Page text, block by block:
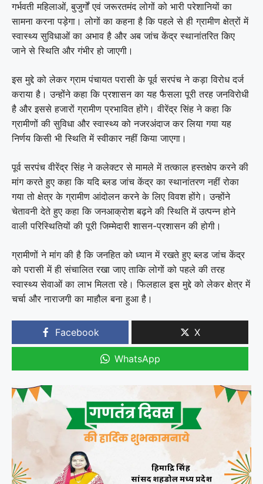
गर्भवती महिलाओं, बुजुर्गों एवं जरूरतमंद लोगों को भारी परेशानियों का
सामना करना पड़ेगा। लोगों का कहना है कि पहले से ही ग्रामीण क्षेत्रों में
स्वास्थ्य सुविधाओं का अभाव है और अब जांच केंद्र स्थानांतरित किए
जाने से स्थिति और गंभीर हो जाएगी।
इस मुद्दे को लेकर ग्राम पंचायत परासी के पूर्व सरपंच ने कड़ा विरोध दर्ज
कराया है। उन्होंने कहा कि प्रशासन का यह फैसला पूरी तरह जनविरोधी
है और इससे हजारों ग्रामीण प्रभावित होंगे। वीरेंद्र सिंह ने कहा कि
ग्रामीणों की सुविधा और स्वास्थ्य को नजरअंदाज कर लिया गया यह
निर्णय किसी भी स्थिति में स्वीकार नहीं किया जाएगा।
पूर्व सरपंच वीरेंद्र सिंह ने कलेक्टर से मामले में तत्काल हस्तक्षेप करने की
मांग करते हुए कहा कि यदि ब्लड जांच केंद्र का स्थानांतरण नहीं रोका
गया तो क्षेत्र के ग्रामीण आंदोलन करने के लिए विवश होंगे। उन्होंने
चेतावनी देते हुए कहा कि जनआक्रोश बढ़ने की स्थिति में उत्पन्न होने
वाली परिस्थितियों की पूरी जिम्मेदारी शासन-प्रशासन की होगी।
ग्रामीणों ने मांग की है कि जनहित को ध्यान में रखते हुए ब्लड जांच केंद्र
को परासी में ही संचालित रखा जाए ताकि लोगों को पहले की तरह
स्वास्थ्य सेवाओं का लाभ मिलता रहे। फिलहाल इस मुद्दे को लेकर क्षेत्र में
चर्चा और नाराजगी का माहौल बना हुआ है।
Facebook X
WhatsApp